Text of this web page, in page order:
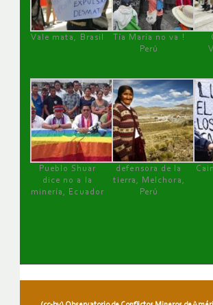
Vale mata, Brasil
Tía María no va !
Perú
Pueblo Shuar
dice no a la
minería, Ecuador
defensora de la
tierra, Melchora,
Perú